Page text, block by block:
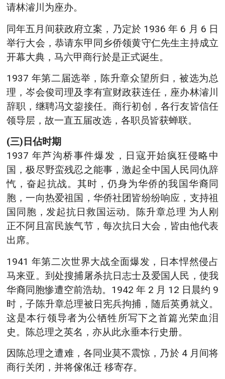
请林濬川为座办。
同年五月间获政府立案，乃定於 1936 年 6 月 6 日
举行大会，恭请东甲同乡侨领黄守仁先生主持成立
开幕大典，马六甲商行於是正式诞生。
1937 年第二届选举，陈升章众望所归，被选为总
理，岑会俊司理及李有宣财政获连任，座办林濬川
辞职，继聘冯文鋆接任。商行初创，各行友皆信任
领导层，故一直五届改选，各职员皆获蝉联。
(三)日佔时期
1937 年芦沟桥事件爆发，日寇开始疯狂侵略中
国，极尽野蛮残忍之能事，激起全中国人民同仇辞
忾，奋起抗战。其时，仍身为华侨的我国华裔同
胞，一向热爱祖国，华侨社团皆纷纷响应，支持祖
国同胞，发起抗日救国运动。陈升章总理 为人刚
正不阿且富民族气节，每次抗日大会，皆由他代表
出席。
1941 年第二次世界大战全面爆发，日本悍然侵占
马来亚。到处搜捕屠杀抗日志士及爱国人民，使我
华裔同胞惨遭空前浩劫。1942 年 2 月 12 日晨约 9
时，子陈升章总理被日宪兵拘捕，随后英勇就义。
这是本行领导者为公牺牲所写下之首篇光荣血泪
史。陈总理之英名，亦从此永垂本行史册。
因陈总理之遭难，各同业莫不震惊，乃於 4 月间将
商行关闭，并将傢俬迁 移寄存。